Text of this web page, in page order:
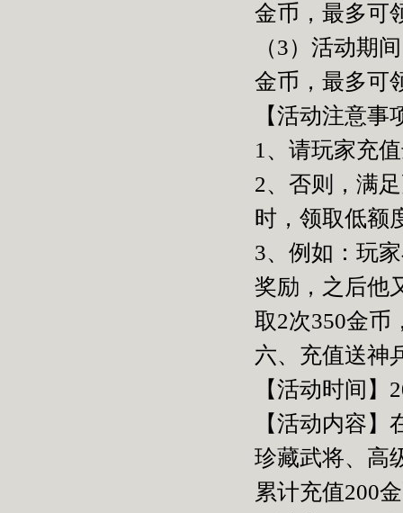
金币，最多可
（3）活动期
金币，最多可
【活动注意事
1、请玩家充
2、否则，满
时，领取低额
3、例如：玩
奖励，之后他
取2次350金币
六、充值送神
【活动时间】
【活动内容
珍藏武将、高
累计充值200